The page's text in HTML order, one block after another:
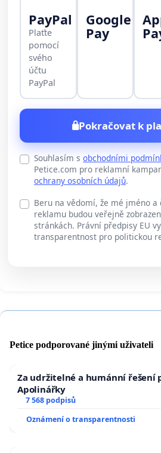
PayPal
Plaťte
pomocí
svého
účtu
PayPal
Google
Pay
Pokračovat k
Souhlasím s obchodními
Petice.com pro reklamní
ochrany osobních údajů.
Beru na vědomí, že mé jméno a
reklamu budou veřejně
stránkách. Právní předpisy EU
transparentnost pro politickou
Petice podporované jinými uživateli
Za udržitelné a humánní řešení
Apolinářky
7 568 podpisů
Oznámení o transparentnosti